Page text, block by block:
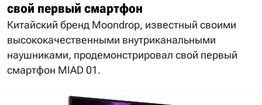
свой первый смартфон
Китайский бренд Moondrop, известный своими
высококачественными внутриканальными
наушниками, продемонстрировал свой первый
смартфон MIAD 01.